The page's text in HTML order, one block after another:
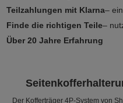
Teilzahlungen mit Klarna–
Finde die richtigen Teile–
Über 20 Jahre Erfahrung
Der Kofferträger 4P-System von